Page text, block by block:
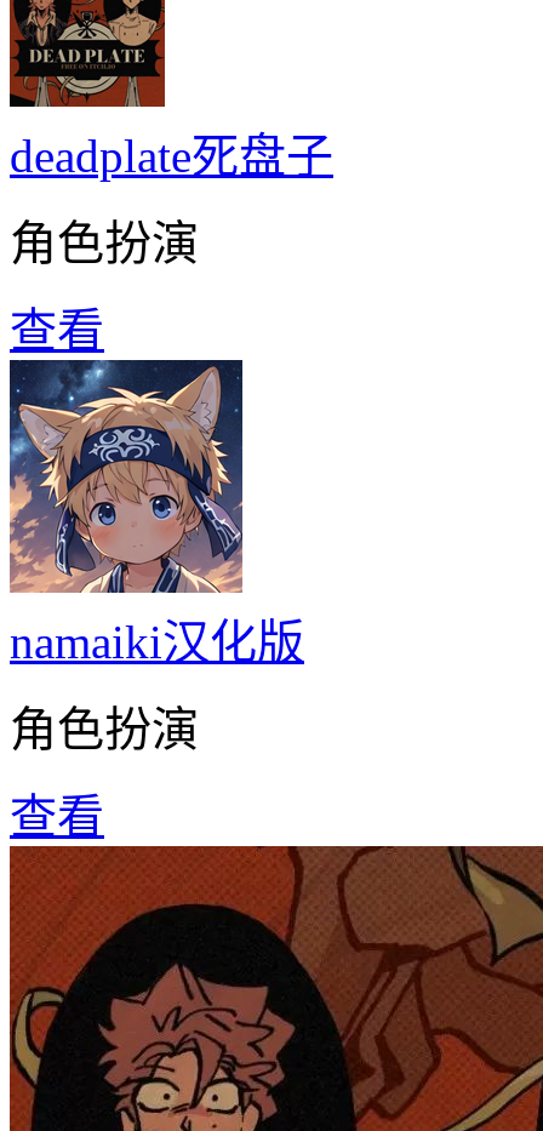
deadplate死盘子
角色扮演
查看
namaiki汉化版
角色扮演
查看